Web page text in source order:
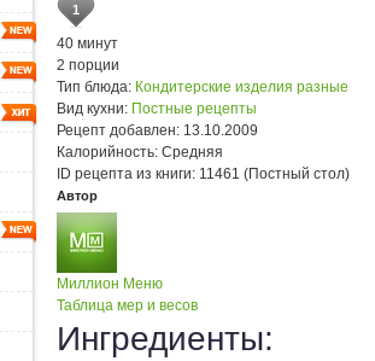
1
40 минут
2 порции
Тип блюда: Кондитерские изделия разные
Вид кухни: Постные рецепты
Рецепт добавлен: 13.10.2009
Калорийность: Средняя
ID рецепта из книги: 11461 (Постный стол)
Автор
Миллион Меню
Таблица мер и весов
Ингредиенты: